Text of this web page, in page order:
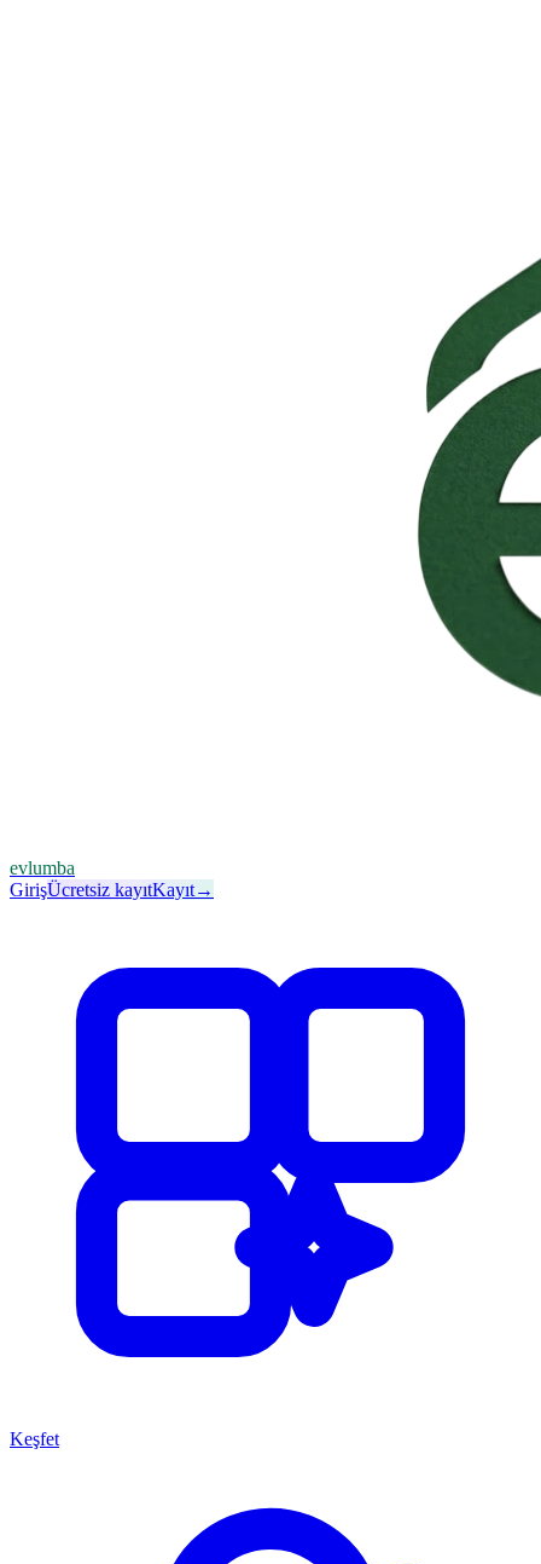
evlumba
GirişÜcretsiz kayıtKayıt→
Keşfet